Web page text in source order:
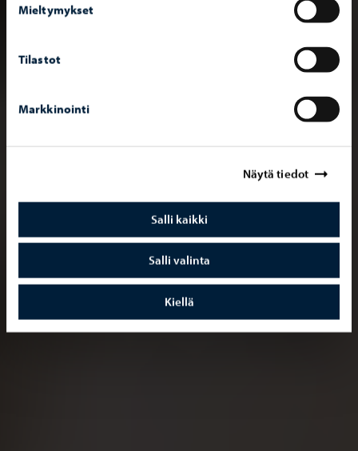
Mieltymykset
Tilastot
Markkinointi
Näytä tiedot
Salli kaikki
Salli valinta
Kiellä